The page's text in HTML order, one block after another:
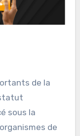
de la
sous la
de